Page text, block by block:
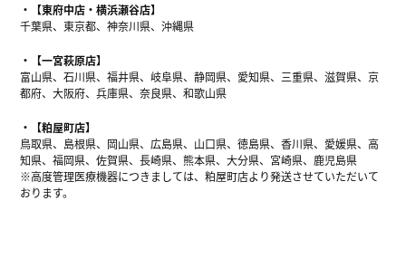
【東府中店・横浜瀬谷店】
千葉県、東京都、神奈川県、沖縄県
【一宮萩原店】
富山県、石川県、福井県、岐阜県、静岡県、愛知県、三重県、滋賀県、京
都府、大阪府、兵庫県、奈良県、和歌山県
【粕屋町店】
鳥取県、島根県、岡山県、広島県、山口県、徳島県、香川県、愛媛県、高
知県、福岡県、佐賀県、長崎県、熊本県、大分県、宮崎県、鹿児島県
※高度管理医療機器につきましては、粕屋町店より発送させていただいて
おります。